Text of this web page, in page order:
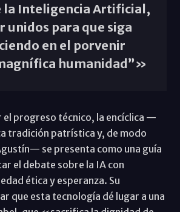
la Inteligencia Artificial,
unidos para que siga
en el porvenir
humanidad”»
el progreso técnico, la encíclica —
tradición patrística y, de modo
se presenta como una guía
el debate sobre la IA con
ética y esperanza. Su
que esta tecnología dé lugar a una